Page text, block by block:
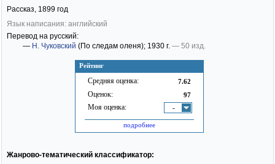
Рейтинг
Средняя оценка: 7.62
Оценок: 97
Моя оценка: -
подробнее
Рассказ, 1899 год
Язык написания: английский
Перевод на русский:
— Н. Чуковский (По следам оленя); 1930 г. — 50 изд.
Жанрово-тематический классификатор: